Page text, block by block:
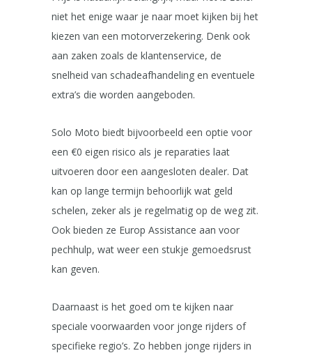
niet het enige waar je naar moet kijken bij het
kiezen van een motorverzekering. Denk ook
aan zaken zoals de klantenservice, de
snelheid van schadeafhandeling en eventuele
extra’s die worden aangeboden.
Solo Moto biedt bijvoorbeeld een optie voor
een €0 eigen risico als je reparaties laat
uitvoeren door een aangesloten dealer. Dat
kan op lange termijn behoorlijk wat geld
schelen, zeker als je regelmatig op de weg zit.
Ook bieden ze Europ Assistance aan voor
pechhulp, wat weer een stukje gemoedsrust
kan geven.
Daarnaast is het goed om te kijken naar
speciale voorwaarden voor jonge rijders of
specifieke regio’s. Zo hebben jonge rijders in